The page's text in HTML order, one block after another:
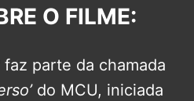
O FILME:
faz parte da chamada
do MCU, iniciada